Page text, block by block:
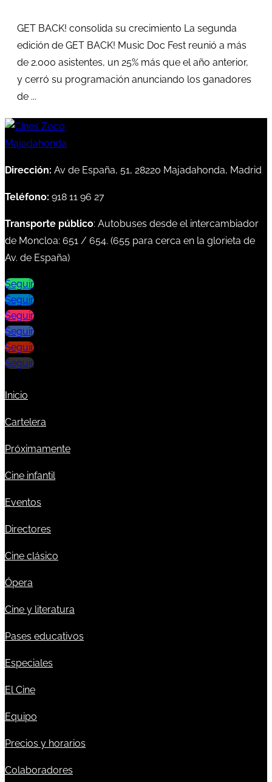
GET BACK! consolida su crecimiento La segunda
edición de GET BACK! Music Doc Fest reunió a más
de 2.000 asistentes, un 25% más que el año anterior,
y cerró su programación anunciando los ganadores
de ...
Dirección: Av de España, 51, 28220 Majadahonda, Madrid
Teléfono: 918 11 96 27
Transporte público: Autobuses desde el intercambiador
de Moncloa: 651 / 654. (655 para cerca en la glorieta de
Av. de España)
Seguir
Seguir
Seguir
Seguir
Seguir
Seguir
Inicio
Cartelera
Próximamente
Cine infantil
Eventos
Directores
Cine clásico
Ópera
Cine y literatura
Pases educativos
Especiales
El Cine
Equipo
Precios y horarios
Colaboradores